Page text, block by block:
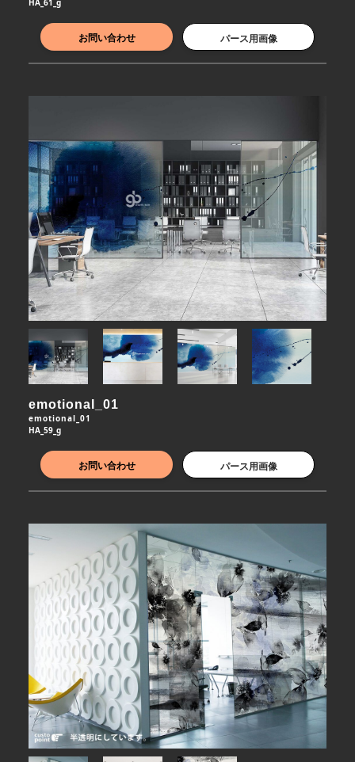
お問い合わせ パース用画像
emotional_01
emotional_01
HA_59_g
お問い合わせ パース用画像